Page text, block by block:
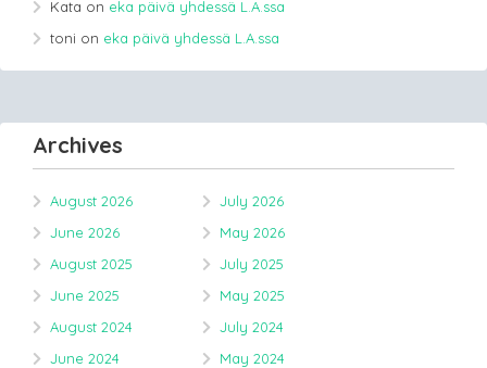
Kata on eka päivä yhdessä L.A.ssa
toni on eka päivä yhdessä L.A.ssa
Archives
August 2026
July 2026
June 2026
May 2026
August 2025
July 2025
June 2025
May 2025
August 2024
July 2024
June 2024
May 2024